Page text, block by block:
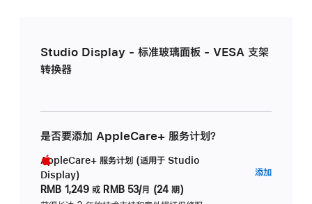
Studio Display - 标准玻璃面板 - VESA 支架
转换器
是否要添加 AppleCare+ 服务计划？
AppleCare+ 服务计划 (适用于 Studio
Display)
RMB 1,249 或 RMB 53/月 (24 期)
添加